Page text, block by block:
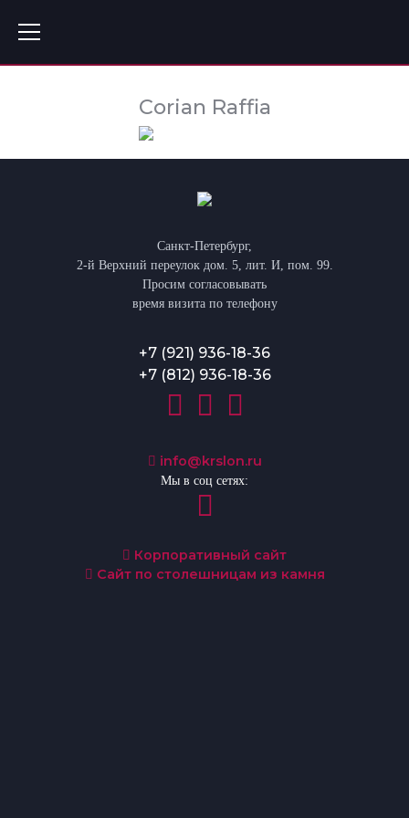
Corian Raffia
Санкт-Петербург,
2-й Верхний переулок дом. 5, лит. И, пом. 99.
Просим согласовывать
время визита по телефону
+7 (921) 936-18-36
+7 (812) 936-18-36
info@krslon.ru
Мы в соц сетях:
Корпоративный сайт
Сайт по столешницам из камня